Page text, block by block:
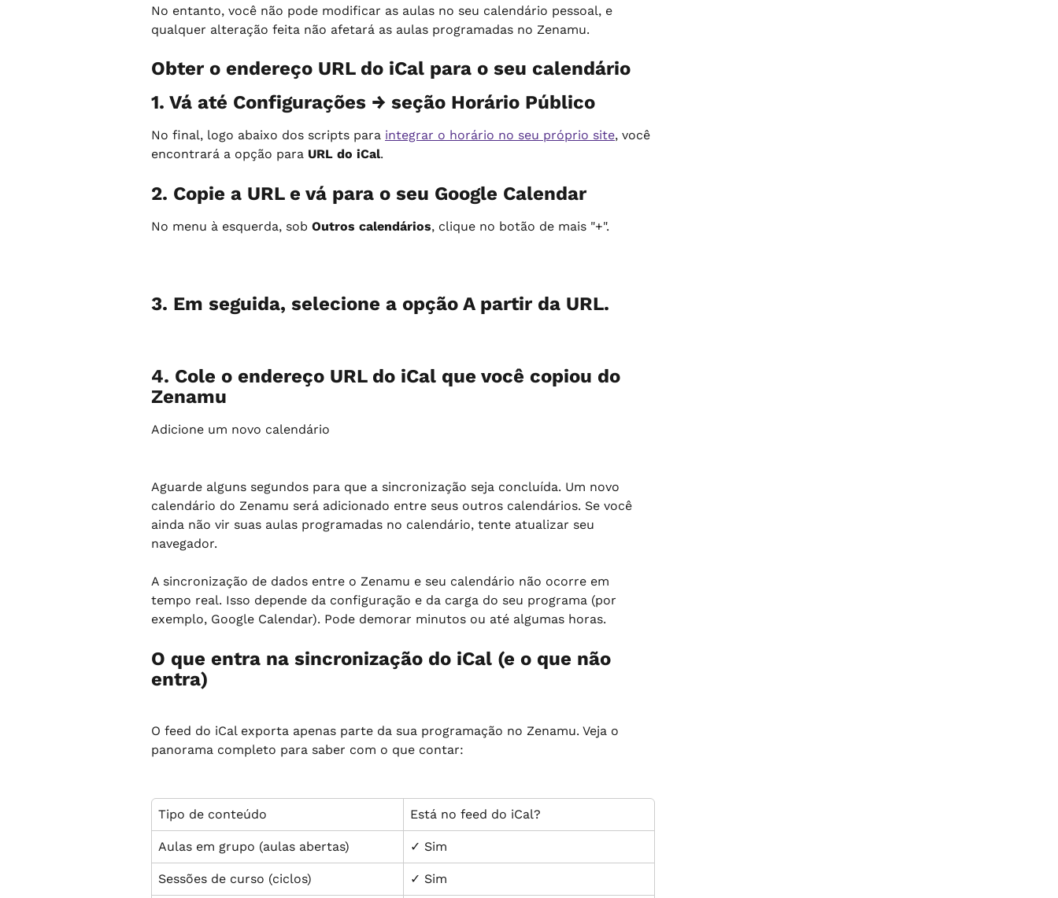
No entanto, você não pode modificar as aulas no seu calendário pessoal, e
qualquer alteração feita não afetará as aulas programadas no Zenamu.
Obter o endereço URL do iCal para o seu calendário
1. Vá até Configurações → seção Horário Público
No final, logo abaixo dos scripts para integrar o horário no seu próprio site, você
encontrará a opção para URL do iCal.
2. Copie a URL e vá para o seu Google Calendar
No menu à esquerda, sob Outros calendários, clique no botão de mais "+".
3. Em seguida, selecione a opção A partir da URL.
4. Cole o endereço URL do iCal que você copiou do
Zenamu
Adicione um novo calendário
Aguarde alguns segundos para que a sincronização seja concluída. Um novo
calendário do Zenamu será adicionado entre seus outros calendários. Se você
ainda não vir suas aulas programadas no calendário, tente atualizar seu
navegador.
A sincronização de dados entre o Zenamu e seu calendário não ocorre em
tempo real. Isso depende da configuração e da carga do seu programa (por
exemplo, Google Calendar). Pode demorar minutos ou até algumas horas.
O que entra na sincronização do iCal (e o que não
entra)
O feed do iCal exporta apenas parte da sua programação no Zenamu. Veja o
panorama completo para saber com o que contar:
Tipo de conteúdo Está no feed do iCal?
Aulas em grupo (aulas abertas) ✓ Sim
Sessões de curso (ciclos) ✓ Sim